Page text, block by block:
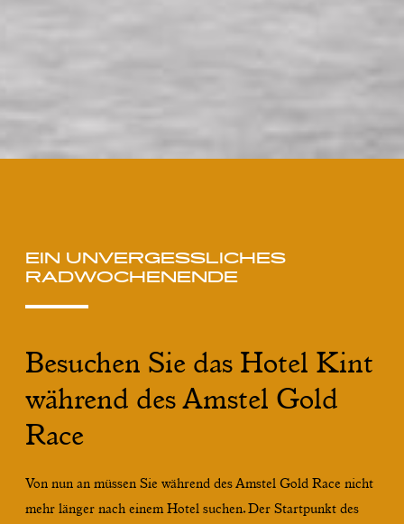
Besuchen Sie das Hotel Kint
während des Amstel Gold
Race
EIN UNVERGESSLICHES
RADWOCHENENDE
Von nun an müssen Sie während des Amstel Gold Race nicht
mehr länger nach einem Hotel suchen. Der Startpunkt des